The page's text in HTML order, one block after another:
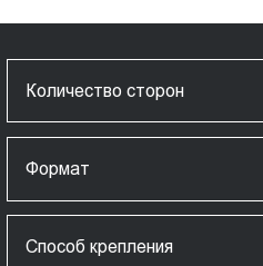
Количество сторон
Формат
Способ крепления